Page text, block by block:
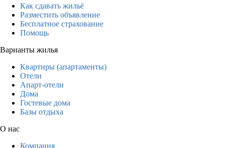
Как сдавать жильё
Разместить объявление
Бесплатное страхование
Помощь
Варианты жилья
Квартиры (апартаменты)
Отели
Апарт-отели
Дома
Гостевые дома
Базы отдыха
О нас
Компания